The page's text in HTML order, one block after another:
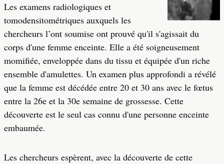
Les examens radiologiques et
tomodensitométriques auxquels les
chercheurs l’ont soumise ont prouvé qu'il s'agissait du
corps d'une femme enceinte. Elle a été soigneusement
momifiée, enveloppée dans du tissu et équipée d'un riche
ensemble d'amulettes. Un examen plus approfondi a révélé
que la femme est décédée entre 20 et 30 ans avec le fœtus
entre la 26e et la 30e semaine de grossesse. Cette
découverte est le seul cas connu d'une personne enceinte
embaumée.
Les chercheurs espèrent, avec la découverte de cette